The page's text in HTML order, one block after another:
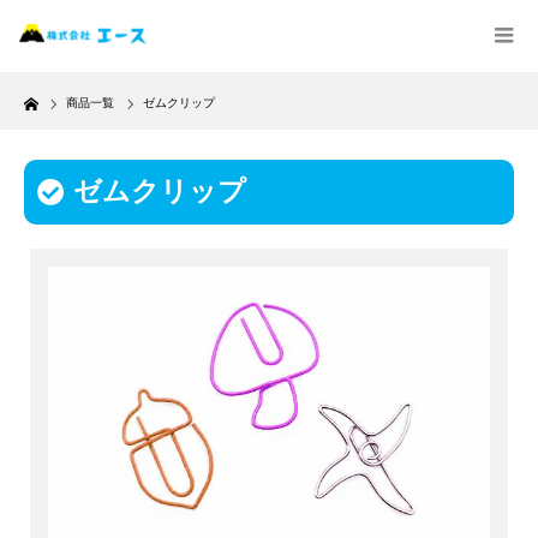
Home 商品一覧 ゼムクリップ
ゼムクリップ